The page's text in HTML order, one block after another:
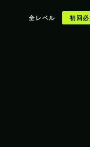
全レベル 初回必